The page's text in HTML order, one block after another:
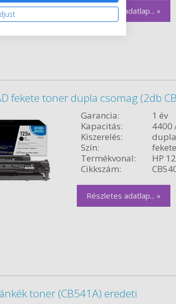
Részletes adatlap... »
fekete toner dupla csomag (2db
Garancia:
1 év
Kapacitás:
4400
Kiszerelés:
dupla
Szín:
fekete
Termékvonal:
HP
Cikkszám:
Részletes adatlap... »
toner (CB541A) eredeti